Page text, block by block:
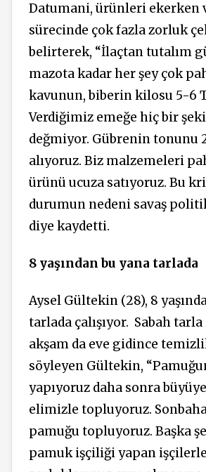
Datumani, ürünleri ekerken
sürecinde çok fazla zorluk
belirterek, “İlaçtan tutalım
mazota kadar her şey çok
kavunun, biberin kilosu 5-6
Verdiğimiz emeğe hiç bir
değmiyor. Gübrenin tonunu
alıyoruz. Biz malzemeleri
ürünü ucuza satıyoruz. Bu
durumun nedeni savaş
diye kaydetti.
8 yaşından bu yana tarlada
Aysel Gültekin (28), 8
tarlada çalışıyor. Sabah tarla
akşam da eve gidince
söyleyen Gültekin,
yapıyoruz daha sonra
elimizle topluyoruz.
pamuğu topluyoruz. Başka
pamuk işçiliği yapan işçilerle